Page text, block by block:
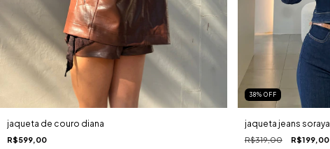
jaqueta de couro diana
R$599,00
38% OFF
jaqueta jeans soraya
R$319,00 R$199,00